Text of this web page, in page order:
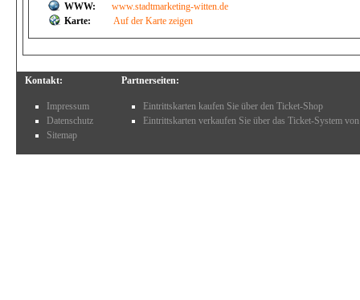
WWW:
www.stadtmarketing-witten.de
Karte:
Auf der Karte zeigen
Kontakt:
Impressum
Datenschutz
Sitemap
Partnerseiten:
Eintrittskarten kaufen Sie über den Ticket-Shop
Eintrittskarten verkaufen Sie über das Ticket-System